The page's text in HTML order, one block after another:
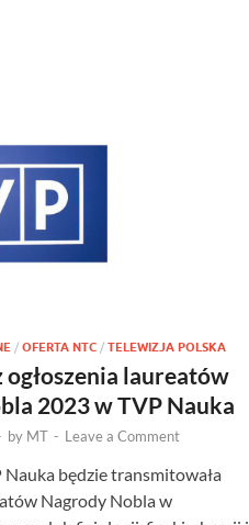
/ OFERTA NTC / TELEWIZJA POLSKA
ogłoszenia laureatów
2023 w TVP Nauka
by MT - Leave a Comment
Nauka będzie transmitowała
Nagrody Nobla w